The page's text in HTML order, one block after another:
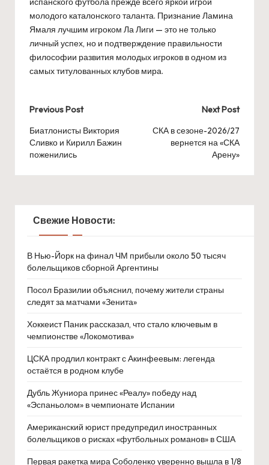
молодого каталонского таланта. Признание Ламина
Ямаля лучшим игроком Ла Лиги — это не только
личный успех, но и подтверждение правильности
философии развития молодых игроков в одном из
самых титулованных клубов мира.
Post
navigation
Previous Post
Биатлонисты Виктория
Сливко и Кирилл Бажин
поженились
Next Post
СКА в сезоне-2026/27
вернется на «СКА
Арену»
Свежие Новости:
В Нью-Йорк на финал ЧМ прибыли около 50 тысяч
болельщиков сборной Аргентины
Посол Бразилии объяснил, почему жители страны
следят за матчами «Зенита»
Хоккеист Паник рассказал, что стало ключевым в
чемпионстве «Локомотива»
ЦСКА продлил контракт с Акинфеевым: легенда
остаётся в родном клубе
Дубль Жуниора принес «Реалу» победу над
«Эспаньолом» в чемпионате Испании
Американский юрист предупредил иностранных
болельщиков о рисках «футбольных романов» в США
Первая ракетка мира Соболенко уверенно вышла в 1/8